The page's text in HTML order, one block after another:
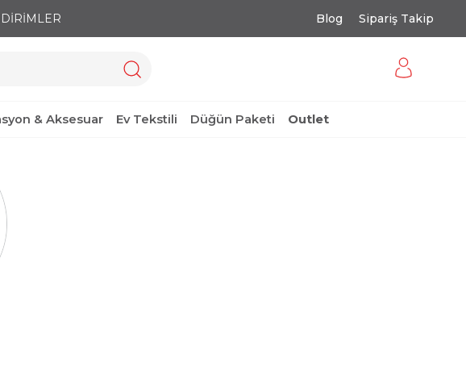
Blog Sipariş Takip
& Aksesuar Ev Tekstili Düğün Paketi Outlet